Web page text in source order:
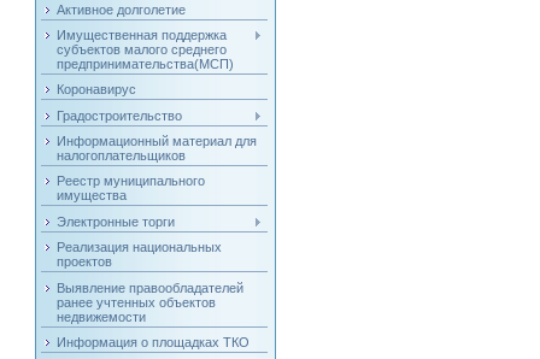
Активное долголетие
Имущественная поддержка
субъектов малого среднего
предпринимательства(МСП)
Коронавирус
Градостроительство
Информационный материал для
налогоплательщиков
Реестр муниципального
имущества
Электронные торги
Реализация национальных
проектов
Выявление правообладателей
ранее учтенных объектов
недвижемости
Информация о площадках ТКО